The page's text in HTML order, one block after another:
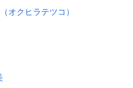
オクヒラテツコ）